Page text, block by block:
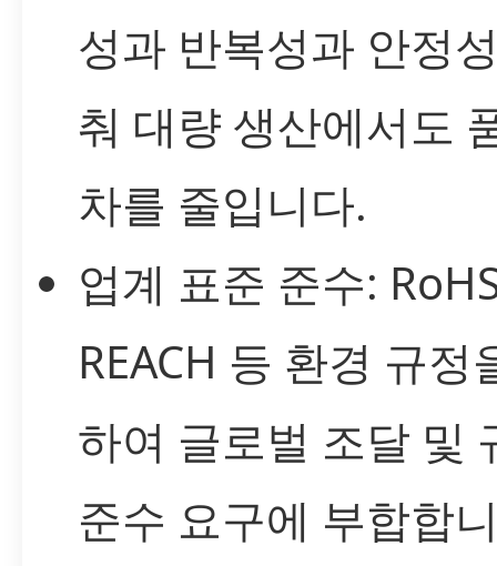
성과 반복성과 안정
춰 대량 생산에서도
차를 줄입니다.
업계 표준 준수:
REACH 등 환경 규정
하여 글로벌 조달 및
준수 요구에 부합합